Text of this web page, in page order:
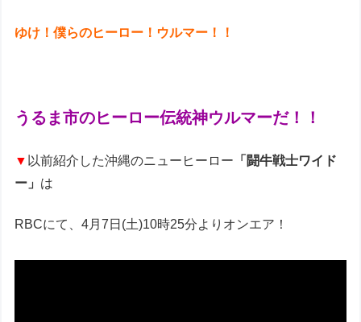
ゆけ！僕らのヒーロー！ウルマー！！
うるま市のヒーロー伝統神ウルマーだ！！
▼ 以前紹介した沖縄のニューヒーロー 「闘牛戦士ワイド
ー」 は
RBCにて、4月7日(土)10時25分よりオンエア！